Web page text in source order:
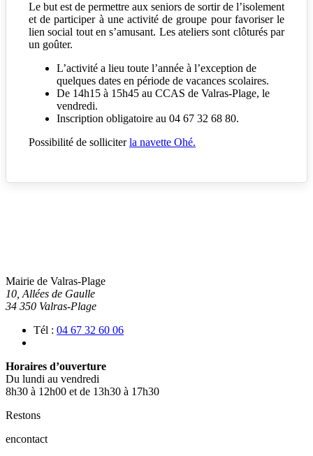
Le but est de permettre aux seniors de sortir de l’isolement
et de participer à une activité de groupe pour favoriser le
lien social tout en s’amusant. Les ateliers sont clôturés par
un goûter.
L’activité a lieu toute l’année à l’exception de
quelques dates en période de vacances scolaires.
De 14h15 à 15h45 au CCAS de Valras-Plage, le
vendredi.
Inscription obligatoire au 04 67 32 68 80.
Possibilité de solliciterla navette Ohé.
Mairie de Valras-Plage
10, Allées de Gaulle
34 350 Valras-Plage
Tél : 04 67 32 60 06
Horaires d’ouverture
Du lundi au vendredi
8h30 à 12h00 et de 13h30 à 17h30
Restons
encontact